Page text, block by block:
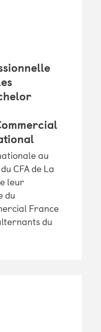
au
CFA de La
leur
du
France
du